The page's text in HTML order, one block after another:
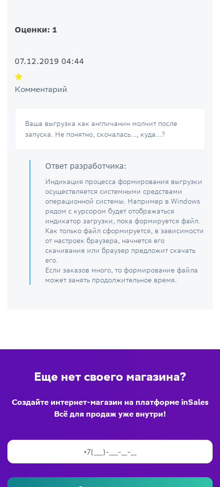
Оценки: 1
07.12.2019 04:44
Комментарий
Ваша выгрузка как англичанин молчит после
запуска. Не понятно, скочалась..., куда...?
Ответ разработчика:
Индикация процесса формирования выгрузки
осуществляется системными средствами
операционной системы. Например в Windows
рядом с курсором будет отображаться
индикатор загрузки, пока формируется файл.
Как только файл сформируется, в зависимости
от настроек браузера, начнется его
скачивание или браузер предложит скачать
его.
Если заказов много, то формирование файла
может занять продолжительное время.
Еще нет своего магазина?
Создайте интернет-магазин на платформе inSales
Всё для продаж уже внутри!